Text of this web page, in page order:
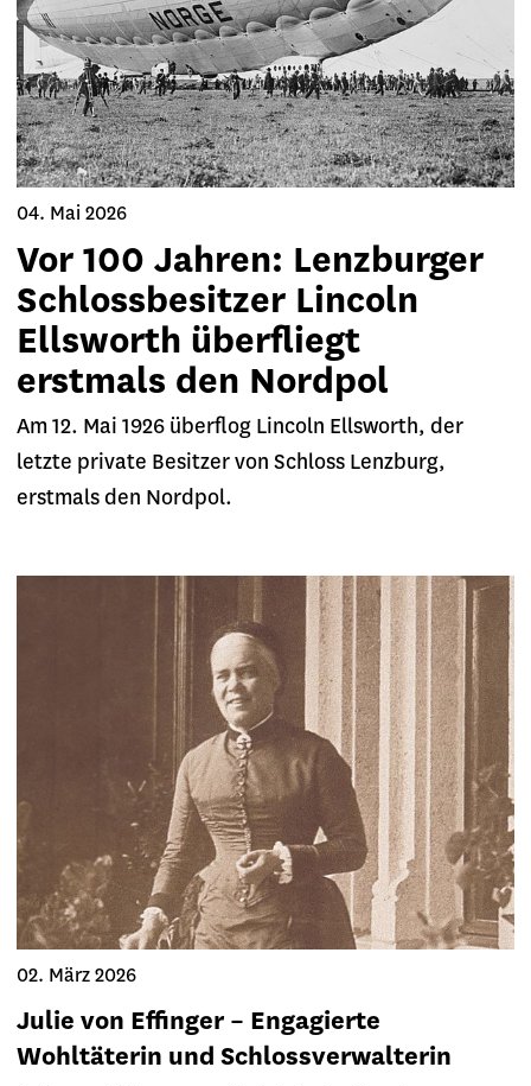
04. Mai 2026
Vor 100 Jahren: Lenzburger
Schlossbesitzer Lincoln
Ellsworth überfliegt
erstmals den Nordpol
Am 12. Mai 1926 überflog Lincoln Ellsworth, der
letzte private Besitzer von Schloss Lenzburg,
erstmals den Nordpol.
02. März 2026
Julie von Effinger – Engagierte
Wohltäterin und Schlossverwalterin